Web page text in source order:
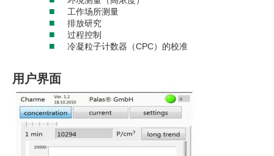
■ 工作场所测量
■ 排放研究
■ 过程控制
■ 冷凝粒子计数器（CPC）的校准
用户界面